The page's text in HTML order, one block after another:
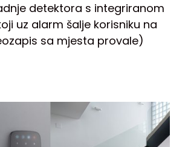
detektora s integriranom
uz alarm šalje korisniku na
sa mjesta provale)